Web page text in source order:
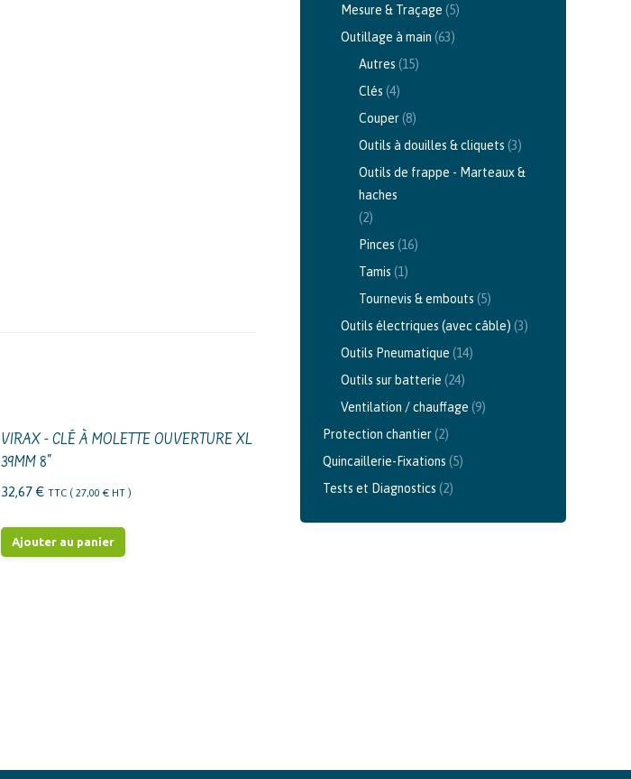
VIRAX - CLÉ À MOLETTE OUVERTURE XL
39MM 8"
32,67 € TTC ( 27,00 €HT )
Ajouter au panier
Mesure & Traçage (5)
Outillage à main (63)
Autres (15)
Clés (4)
Couper(8)
Outils à douilles & cliquets (3)
Outils de frappe - Marteaux &
haches
(2)
Pinces (16)
Tamis (1)
Tournevis & embouts (5)
Outils électriques (avec câble) (3)
Outils Pneumatique (14)
Outils sur batterie (24)
Ventilation / chauffage (9)
Protection chantier(2)
Quincaillerie-Fixations (5)
Tests et Diagnostics (2)